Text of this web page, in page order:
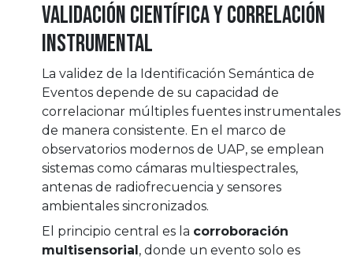
Validación científica y correlación
instrumental
La validez de la Identificación Semántica de
Eventos depende de su capacidad de
correlacionar múltiples fuentes instrumentales
de manera consistente. En el marco de
observatorios modernos de UAP, se emplean
sistemas como cámaras multiespectrales,
antenas de radiofrecuencia y sensores
ambientales sincronizados.
El principio central es la corroboración
multisensorial, donde un evento solo es